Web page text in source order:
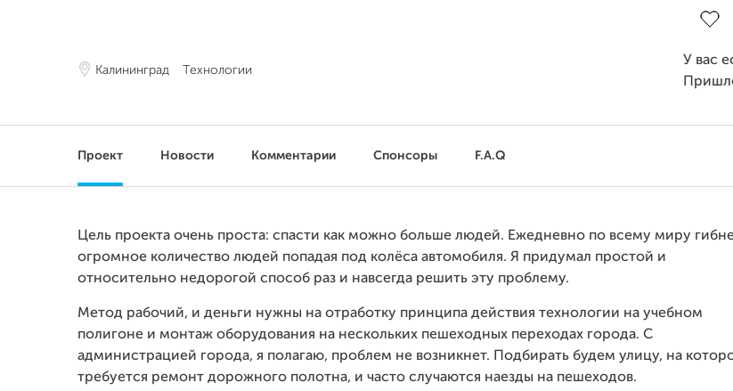
Калининград Технологии
У вас
Проект Новости Комментарии Спонсоры F.A.Q
Цель проекта очень проста: спасти как можно больше людей. Ежедневно по всему миру
огромное количество людей попадая под колёса автомобиля. Я придумал простой и
относительно недорогой способ раз и навсегда решить эту проблему.
Метод рабочий, и деньги нужны на отработку принципа действия технологии на учебном
полигоне и монтаж оборудования на нескольких пешеходных переходах города. С
администрацией города, я полагаю, проблем не возникнет. Подбирать будем улицу, на
требуется ремонт дорожного полотна, и часто случаются наезды на пешеходов.